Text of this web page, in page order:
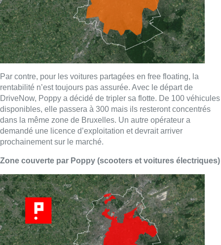
Par contre, pour les voitures partagées en free floating, la
rentabilité n’est toujours pas assurée. Avec le départ de
DriveNow, Poppy a décidé de tripler sa flotte. De 100 véhicules
disponibles, elle passera à 300 mais ils resteront concentrés
dans la même zone de Bruxelles. Un autre opérateur a
demandé une licence d’exploitation et devrait arriver
prochainement sur le marché.
Zone couverte par Poppy (scooters et voitures électriques)